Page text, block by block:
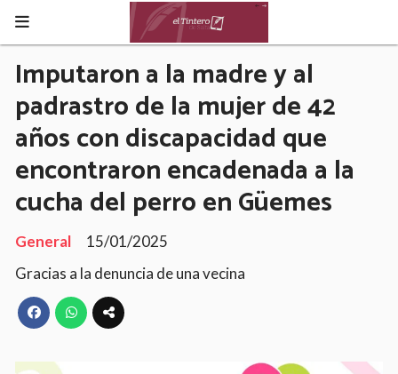
Imputaron a la madre y al
padrastro de la mujer de 42
años con discapacidad que
encontraron encadenada a la
cucha del perro en Güemes
General
15/01/2025
Gracias a la denuncia de una vecina